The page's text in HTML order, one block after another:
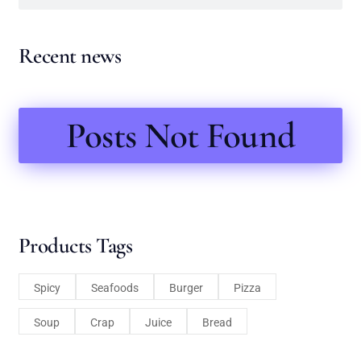
Recent news
Posts Not Found
Products Tags
Spicy Seafoods Burger Pizza
Soup Crap Juice Bread